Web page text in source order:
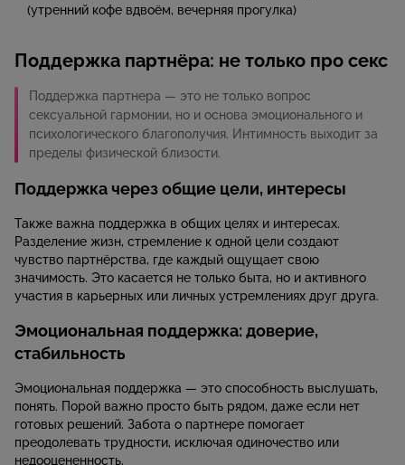
(утренний кофе вдвоём, вечерняя прогулка)
Поддержка партнёра: не только про секс
Поддержка партнера — это не только вопрос
сексуальной гармонии, но и основа эмоционального и
психологического благополучия. Интимность выходит за
пределы физической близости.
Поддержка через общие цели, интересы
Также важна поддержка в общих целях и интересах.
Разделение жизн, стремление к одной цели создают
чувство партнёрства, где каждый ощущает свою
значимость. Это касается не только быта, но и активного
участия в карьерных или личных устремлениях друг друга.
Эмоциональная поддержка: доверие,
стабильность
Эмоциональная поддержка — это способность выслушать,
понять. Порой важно просто быть рядом, даже если нет
готовых решений. Забота о партнере помогает
преодолевать трудности, исключая одиночество или
недооцененность.